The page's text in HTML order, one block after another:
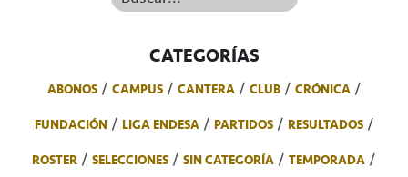
CATEGORÍAS
ABONOS CAMPUS CANTERA CLUB
CRÓNICA
FUNDACIÓN
LIGA ENDESA PARTIDOS
RESULTADOS
ROSTER
SELECCIONES SIN CATEGORÍA
TEMPORADA